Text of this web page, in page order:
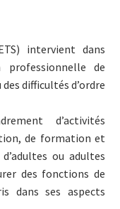
intervient dans
professionnelle de
difficultés d’ordre
d’activités
de formation et
ou adultes
des fonctions de
dans ses aspects